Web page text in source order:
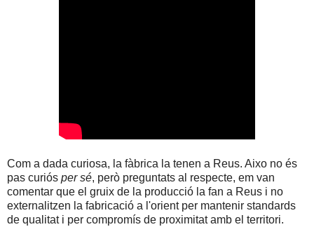
Com a dada curiosa, la fàbrica la tenen a Reus. Aixo no és
pas curiós per sé, però preguntats al respecte, em van
comentar que el gruix de la producció la fan a Reus i no
externalitzen la fabricació a l'orient per mantenir standards
de qualitat i per compromís de proximitat amb el territori.